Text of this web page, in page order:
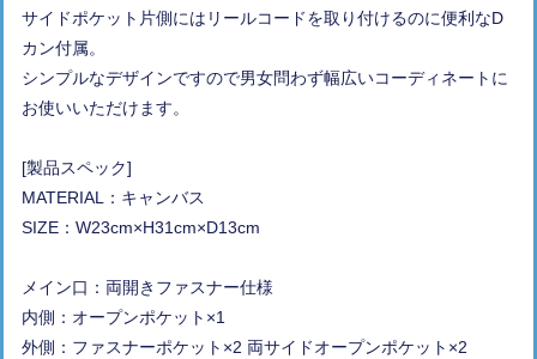
サイドポケット片側にはリールコードを取り付けるのに便利なD
カン付属。
シンプルなデザインですので男女問わず幅広いコーディネートに
お使いいただけます。
[製品スペック]
MATERIAL：キャンバス
SIZE：W23cm×H31cm×D13cm
メイン口：両開きファスナー仕様
内側：オープンポケット×1
外側：ファスナーポケット×2 両サイドオープンポケット×2